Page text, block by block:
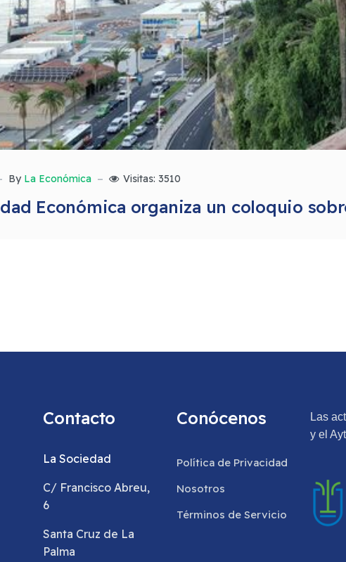
By La Económica Visitas: 3510
Económica organiza un coloquio
Contacto
La Sociedad
C/ Francisco Abreu,
6
Santa Cruz de La
Palma
Conócenos
Política de Privacidad
Nosotros
Términos de Servicio
Las
y el